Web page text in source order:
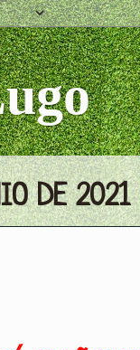
DE 2021